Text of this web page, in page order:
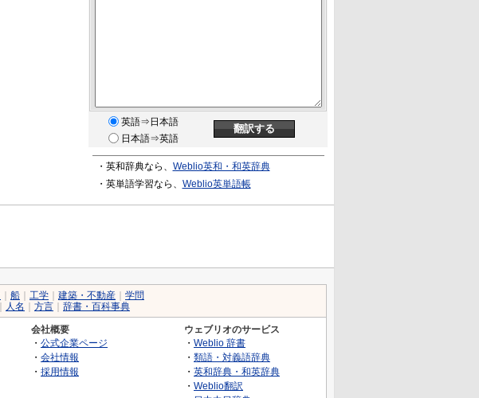
英語⇒日本語
日本語⇒英語
・英和辞典なら、 Weblio英和・和英辞典
・英単語学習なら、 Weblio英単語帳
船 工学 建築・不動産
学問
人名 方言 辞書・百科事典
会社概要
・ 公式企業ページ
・ 会社情報
・ 採用情報
ウェブリオのサービス
・ Weblio 辞書
・ 類語・対義語辞典
・ 英和辞典・和英辞典
・ Weblio翻訳